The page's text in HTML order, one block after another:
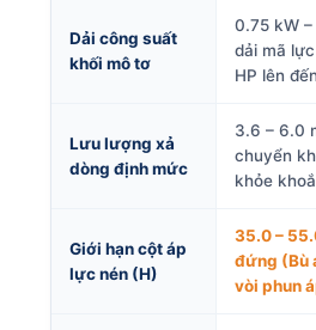
Dải công suất
khối mô tơ
0.75 kW
dải mã
HP lên
Lưu lượng xả
dòng định mức
3.6 – 6.0
chuyển
khỏe
Giới hạn cột áp
lực nén (H)
35.0 –
đứng (Bù
vòi phun